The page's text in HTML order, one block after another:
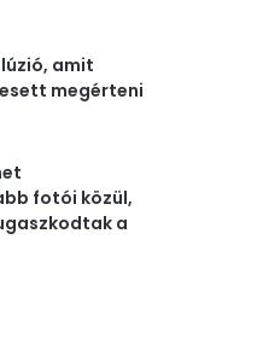
amit
megérteni
fotói közül,
a